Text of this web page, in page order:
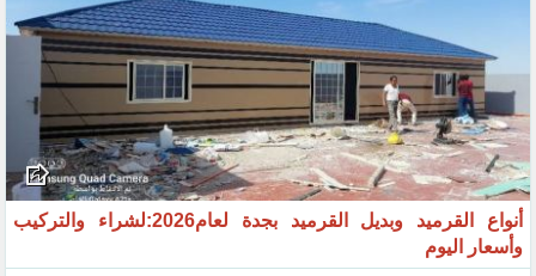
أنواع القرميد وبديل القرميد بجدة لعام2026:لشراء والتركيب
وأسعار اليوم